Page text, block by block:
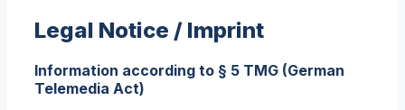
Legal Notice / Imprint
Information according to § 5 TMG (German
Telemedia Act)